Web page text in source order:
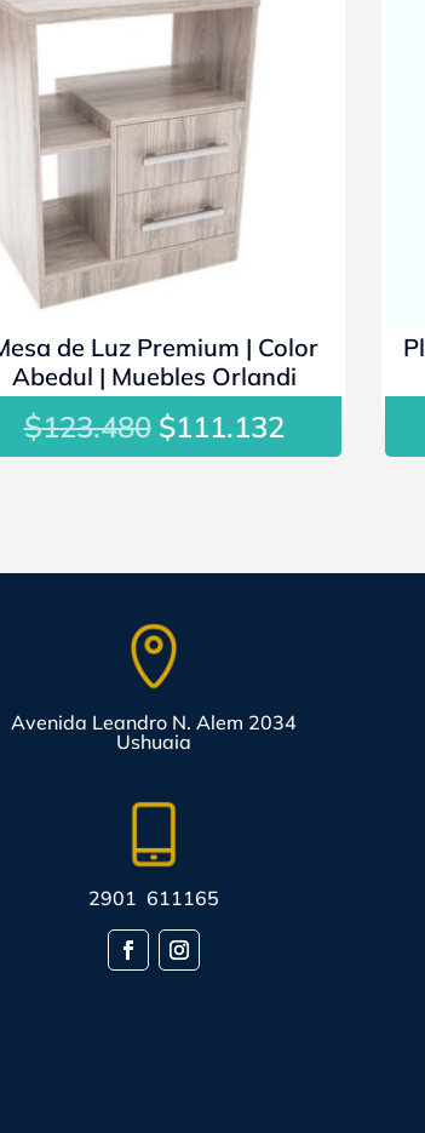
de Luz Premium | Color
Abedul | Muebles Orlandi
$123.480 El
precio
$111.132El
precio
Avenida Leandro N. Alem 2034
Ushuaia
2901 611165